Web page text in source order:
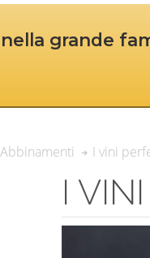
grande
Abbinamenti I vini
I